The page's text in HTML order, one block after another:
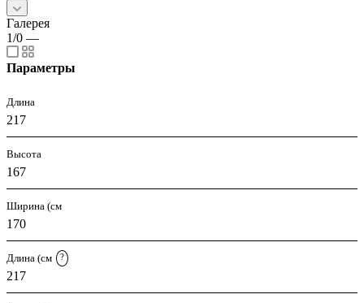
Галерея
1/0 —
Параметры
Длина
217
Высота
167
Ширина (см
170
Длина (см ?
217